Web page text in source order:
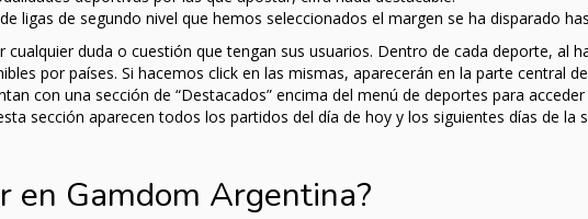
ligas de segundo nivel que hemos seleccionados el margen se ha disparado
duda o cuestión que tengan sus usuarios. Dentro de cada deporte, al
por países. Si hacemos click en las mismas, aparecerán en la parte central
con una sección de “Destacados” encima del menú de deportes para
sección aparecen todos los partidos del día de hoy y los siguientes días de la
en Gamdom Argentina?